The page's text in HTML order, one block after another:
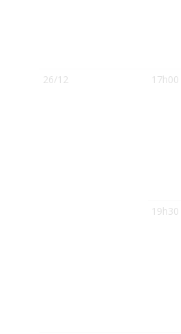
26/12 17h00
19h30